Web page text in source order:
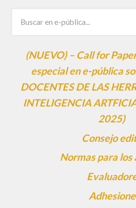
(NUEVO) – Call for
especial en e-pública
DOCENTES DE LAS
INTELIGENCIA
2025)
Consejo
Normas para los